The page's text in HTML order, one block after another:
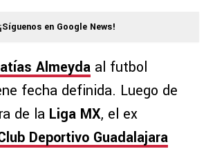
¡Síguenos en Google News!
Almeyda al futbol
fecha definida. Luego de
de la Liga MX, el ex
Deportivo Guadalajara